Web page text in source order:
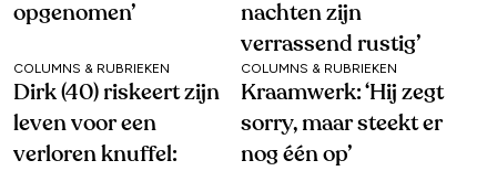
opgenomen’
nachten zijn
verrassend rustig’
COLUMNS & RUBRIEKEN
Dirk (40) riskeert zijn
leven voor een
verloren knuffel:
COLUMNS & RUBRIEKEN
Kraamwerk: ‘Hij zegt
sorry, maar steekt er
nog één op’